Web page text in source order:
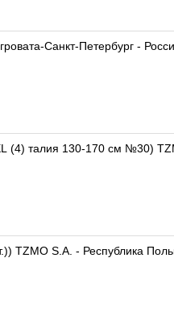
Санкт-Петербург -
(4) талия 130-170 см №30)
TZMO S.A. - Республика